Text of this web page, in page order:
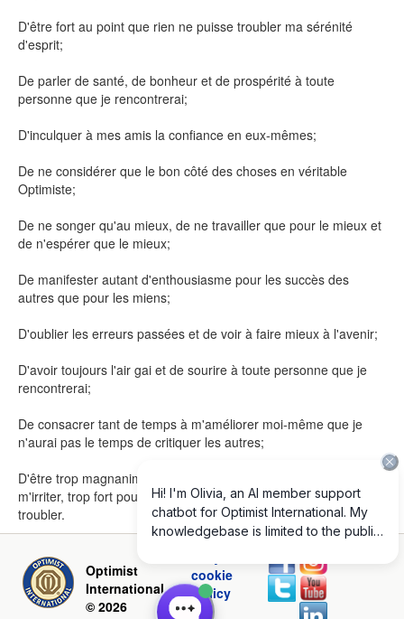
D'être fort au point que rien ne puisse troubler ma sérénité
d'esprit;
De parler de santé, de bonheur et de prospérité à toute
personne que je rencontrerai;
D'inculquer à mes amis la confiance en eux-mêmes;
De ne considérer que le bon côté des choses en véritable
Optimiste;
De ne songer qu'au mieux, de ne travailler que pour le mieux et
de n'espérer que le mieux;
De manifester autant d'enthousiasme pour les succès des
autres que pour les miens;
D'oublier les erreurs passées et de voir à faire mieux à l'avenir;
D'avoir toujours l'air gai et de sourire à toute personne que je
rencontrerai;
De consacrer tant de temps à m'améliorer moi-même que je
n'aurai pas le temps de critiquer les autres;
D'être trop magnanime pour me tracasser, trop noble pour
m'irriter, trop fort pour craindre et trop heureux pour me laisser
troubler.
Optimist
International
© 2026
cookie
policy